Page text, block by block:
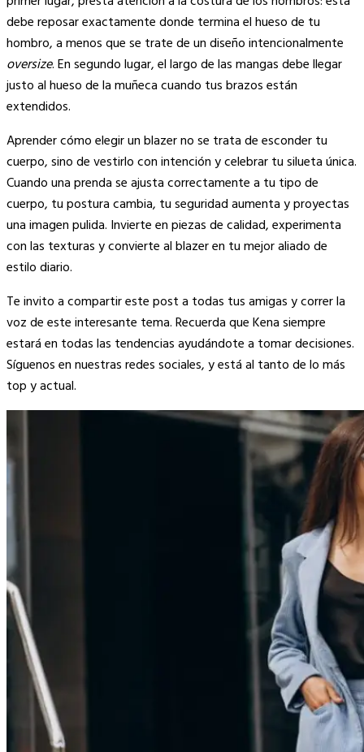
debe reposar exactamente donde termina el hueso de tu
hombro, a menos que se trate de un diseño intencionalmente
oversize. En segundo lugar, el largo de las mangas debe llegar
justo al hueso de la muñeca cuando tus brazos están
extendidos.
Aprender cómo elegir un blazer no se trata de esconder tu
cuerpo, sino de vestirlo con intención y celebrar tu silueta única.
Cuando una prenda se ajusta correctamente a tu tipo de
cuerpo, tu postura cambia, tu seguridad aumenta y proyectas
una imagen pulida. Invierte en piezas de calidad, experimenta
con las texturas y convierte al blazer en tu mejor aliado de
estilo diario.
Te invito a compartir este post a todas tus amigas y correr la
voz de este interesante tema. Recuerda que Kena siempre
estará en todas las tendencias ayudándote a tomar decisiones.
Síguenos en nuestras redes sociales, y está al tanto de lo más
top y actual.